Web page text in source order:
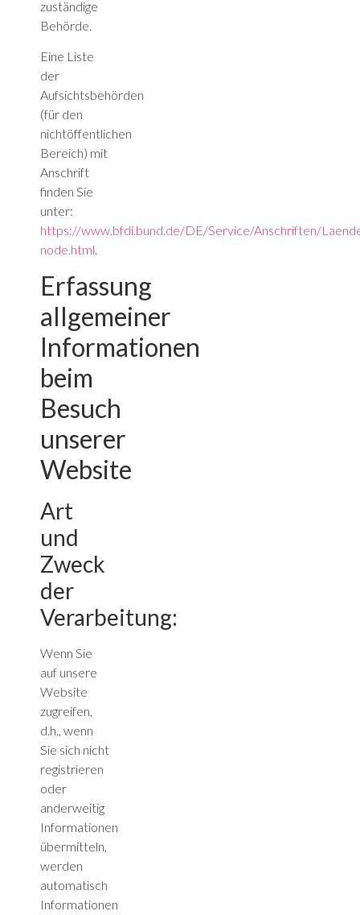
zuständige
Behörde.
Eine Liste
der
Aufsichtsbehörden
(für den
nichtöffentlichen
Bereich) mit
Anschrift
finden Sie
unter:
https://www.bfdi.bund.de/DE/Service/Anschriften/
node.html.
Erfassung
allgemeiner
Informationen
beim
Besuch
unserer
Website
Art
und
Zweck
der
Verarbeitung:
Wenn Sie
auf unsere
Website
zugreifen,
d.h., wenn
Sie sich nicht
registrieren
oder
anderweitig
Informationen
übermitteln,
werden
automatisch
Informationen